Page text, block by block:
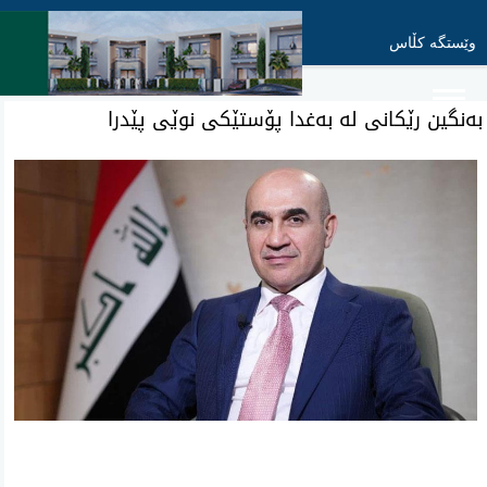
وێستگە کڵاس
به‌نگین رێكانی‌ له‌ به‌غدا پۆستێكی‌ نوێی‌ پێدرا